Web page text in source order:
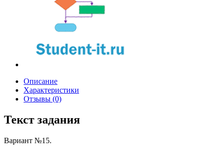
Описание
Характеристики
Отзывы (0)
Текст задания
Вариант №15.